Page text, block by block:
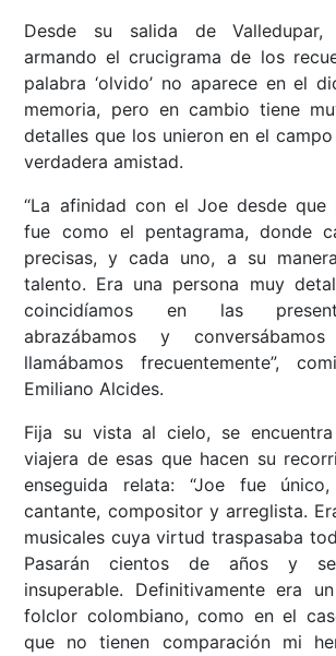
Desde su salida de Valledupar,
armando el crucigrama de los
palabra ‘olvido’ no aparece en el
memoria, pero en cambio tiene
detalles que los unieron en el
verdadera amistad.
“La afinidad con el Joe desde que
fue como el pentagrama, donde
precisas, y cada uno, a su
talento. Era una persona muy
coincidíamos en las
abrazábamos y
llamábamos frecuentemente”,
Emiliano Alcides.
Fija su vista al cielo, se
viajera de esas que hacen su
enseguida relata: “Joe fue
cantante, compositor y arreglista.
musicales cuya virtud traspasaba
Pasarán cientos de años y
insuperable. Definitivamente era
folclor colombiano, como en el
que no tienen comparación mi